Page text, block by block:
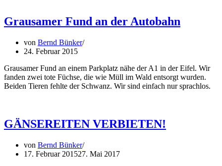
Grausamer Fund an der Autobahn
von Bernd Bünker
24. Februar 2015
Grausamer Fund an einem Parkplatz nähe der A1 in der Eifel. Wir
fanden zwei tote Füchse, die wie Müll im Wald entsorgt wurden.
Beiden Tieren fehlte der Schwanz. Wir sind einfach nur sprachlos.
GÄNSEREITEN VERBIETEN!
von Bernd Bünker
17. Februar 201527. Mai 2017